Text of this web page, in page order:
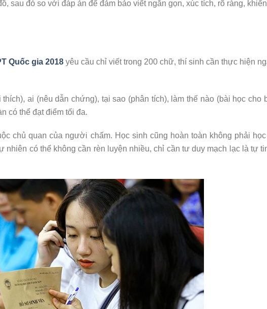
sau đó so với đáp án để đảm bảo viết ngắn gọn, xúc tích, rõ ràng,
Quốc gia 2018 yêu cầu chỉ viết trong 200 chữ, thí sinh cần thực hiện
ai (nêu dẫn chứng), tại sao (phân tích), làm thế nào (bài học cho
có thể đạt điểm tối đa.
chủ quan của người chấm. Học sinh cũng hoàn toàn không phải
nhiên có thể không cần rèn luyện nhiều, chỉ cần tư duy mạch lạc là tự